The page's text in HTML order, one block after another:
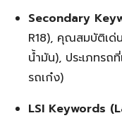
Secondary
R18), คุณสมบัติเด่
น้ำมัน), ประเภทรถ
รถเก๋ง)
LSI Keywords